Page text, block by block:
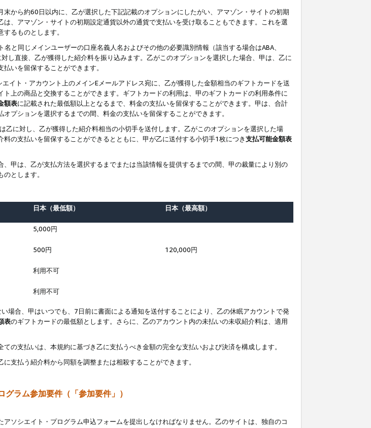
から約60日以内に、乙が選択した下記記載のオプションにしたがい、アマゾン・サイトの初期
、アマゾン・サイトの初期設定通貨以外の通貨で支払いを受け取ることもできます。これを選
るものとします。
と同じメインユーザーの口座名義人名およびその他の必要識別情報（該当する場合はABA、
し直接、乙が獲得した紹介料を振り込みます。乙がこのオプションを選択した場合、甲は、乙に
いを留保することができます。
ト・アカウント上のメインEメールアドレス宛に、乙が獲得した金額相当のギフトカードを送
上の商品と交換することができます。ギフトカードの利用は、甲のギフトカードの利用条件に
額表に記載された最低額以上となるまで、料金の支払いを留保することができます。甲は、合計
プションを選択するまでの間、料金の支払いを留保することができます。
に対し、乙が獲得した紹介料相当の小切手を送付します。乙がこのオプションを選択した場
の支払いを留保することができるとともに、甲が乙に送付する小切手1枚につき支払可能金額表
甲は、乙が支払方法を選択するまでまたは当該情報を提供するまでの間、甲の裁量により別の
とします。
日本（最低額） 日本（最高額）
5,000円
500円 120,000円
利用不可
利用不可
場合、甲はいつでも、7日前に書面による通知を送付することにより、乙の休眠アカウントで発
表のギフトカードの最低額とします。さらに、乙のアカウント内の未払いの未収紹介料は、適用
の支払いは、本規約に基づき乙に支払うべき金額の完全な支払いおよび決済を構成します。
支払う紹介料から同額を調整または相殺することができます。
グラム参加要件（「参加要件」）
ソシエイト・プログラム申込フォームを提出しなければなりません。乙のサイトは、独自のコ